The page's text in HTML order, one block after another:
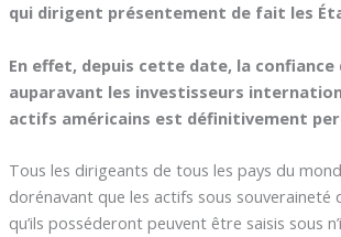
qui dirigent présentement de fait les
En effet, depuis cette date, la confiance
auparavant les investisseurs
actifs américains est définitivement
Tous les dirigeants de tous les pays du
dorénavant que les actifs sous souveraineté
qu’ils posséderont peuvent être saisis sous